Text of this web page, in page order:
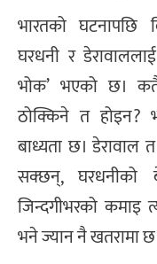
भारतको घटनापछि
घरधनी र डेरावाललाई
भोक’ भएको छ।
ठोक्किने त होइन?
बाध्यता छ। डेरावाल
सक्छन्,
जिन्दगीभरको कमाइ
भने ज्यान नै खतरामा